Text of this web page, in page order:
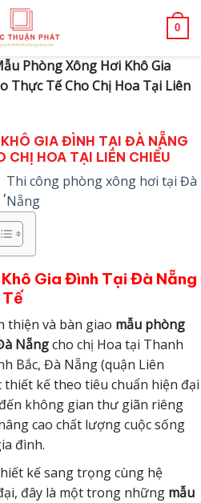
0
Phòng Xông Hơi Khô Gia
Thực Tế Cho Chị Hoa Tại Liên
GIA ĐÌNH TẠI ĐÀ NẴNG
CHỊ HOA TẠI LIÊN CHIỂU
,
Thi công phòng xông hơi tại Đà
Nẵng
Gia Đình Tại Đà Nẵng
thiện và bàn giao mẫu phòng
Nẵngcho chị Hoa tại Thanh
Bắc, Đà Nẵng (quận Liên
thiết kế theo tiêu chuẩn hiện đại
không gian thư giãn riêng
cao chất lượng cuộc sống
đình.
kế sang trọng cùng hệ
đây là một trong những mẫu